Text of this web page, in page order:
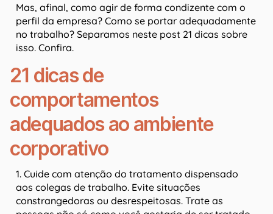
Mas, afinal, como agir de forma condizente com o
perfil da empresa? Como se portar adequadamente
no trabalho? Separamos neste post 21 dicas sobre
isso. Confira.
21 dicas de
comportamentos
adequados ao ambiente
corporativo
1. Cuide com atenção do tratamento dispensado
aos colegas de trabalho. Evite situações
constrangedoras ou desrespeitosas. Trate as